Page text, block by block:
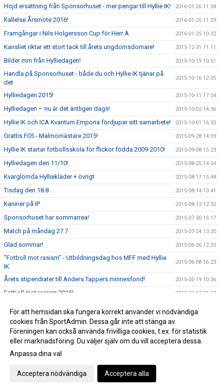
Höjd ersättning från Sponsorhuset - mer pengar till Hyllie IK! 2016-01-26 11:34
Kallelse Årsmöte 2016! 2016-01-25 11:29
Framgångar i Nils Holgersson Cup för Herr A 2016-01-25 10:32
Kansliet riktar ett stort tack till årets ungdomsdomare! 2015-12-31 11:11
Bilder mm från Hylliedagen! 2015-10-19 10:51
Handla på Sponsorhuset - både du och Hyllie IK tjänar på
det
2015-10-16 12:05
Hylliedagen 2015! 2015-10-11 17:54
Hylliedagen – nu är det äntligen dags! 2015-10-02 14:36
Hyllie IK och ICA Kvantum Emporia fördjupar sitt samarbete! 2015-10-01 16:33
Grattis F05 - Malmömästare 2015! 2015-09-28 14:09
Hyllie IK startar fotbollsskola för flickor födda 2009-2010! 2015-09-08 15:23
Hylliedagen den 11/10! 2015-08-25 14:54
Kvarglömda Hylliekläder + övrigt 2015-08-17 15:48
Tisdag den 18.8 2015-08-14 10:41
Kaniner på IP 2015-08-13 12:32
Sponsorhuset har sommarrea! 2015-07-30 15:17
Match på måndag 27.7 2015-07-24 13:20
Glad sommar! 2015-06-26 12:25
"Fotboll mot rasism" - Utbildningsdag hos MFF med Hyllie
IK
2015-06-08 16:23
Årets stipendiater till Anders Tappers minnesfond! 2015-05-19 10:36
Fotboll mot rasism 2015! 2015-05-17 21:07
Anmäl dig till Hyllie Camp 2015!
Ny ordförande! 2015-04-14 10:16
Starta säsongen på Stadium Svågertorp, 20% rabatt i hela
butiken!
Glöm inte att återansluta ditt Stadiumkort till Hyllie IK!
För att hemsidan ska fungera korrekt använder vi nödvändiga
cookies från SportAdmin. Dessa går inte att stänga av.
Föreningen kan också använda frivilliga cookies, t.ex. för statistik
eller marknadsföring. Du väljer själv om du vill acceptera dessa.
Anpassa dina val
Acceptera nödvändiga Acceptera alla